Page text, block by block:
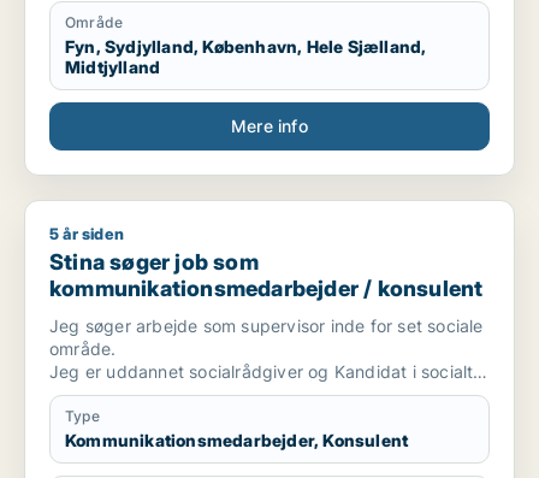
Område
Fyn, Sydjylland, København, Hele Sjælland,
Midtjylland
Mere info
Stina søger job som kommunikationsmedarbejder /
5 år siden
Stina søger job som
kommunikationsmedarbejder / konsulent
Jeg søger arbejde som supervisor inde for set sociale
område.
Jeg er uddannet socialrådgiver og Kandidat i socialt
arbejde, samt har et par videreuddannelser inde for
supervision og terapi.
Jeg har hele mit voksenliv haft med udsatte
børn/unge og deres familier og nærmeste voksende
Type
Kommunikationsmedarbejder, Konsulent